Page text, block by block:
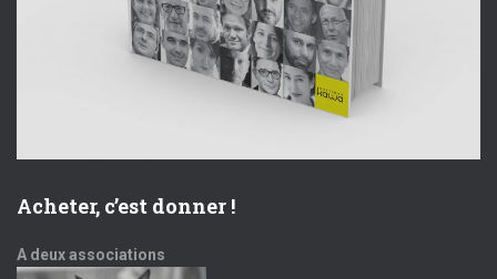
Acheter, c’est donner !
A deux associations